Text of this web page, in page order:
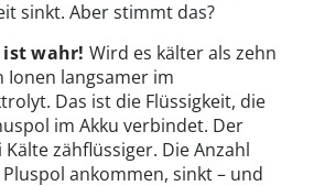
sinkt. Aber stimmt das?
ist wahr!Wird es kälter als zehn
Ionen langsamer im
Das ist die Flüssigkeit, die
im Akku verbindet. Der
zähflüssiger. Die Anzahl
ankommen, sinkt – und